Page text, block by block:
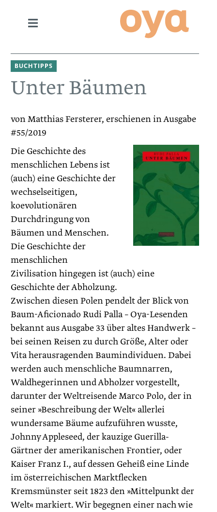
BUCHTIPPS
Unter Bäumen
von Matthias Fersterer, erschienen in Ausgabe
#55/2019
Die Geschichte des
menschlichen Lebens ist
(auch) eine Geschichte der
wechselseitigen,
koevolutionären
Durchdringung von
Bäumen und Menschen.
Die Geschichte der
menschlichen
Zivilisation hingegen ist (auch) eine
Geschichte der Abholzung.
Zwischen diesen Polen pendelt der Blick von
Baum-Aficionado Rudi Palla – Oya-Lesenden
bekannt aus Ausgabe 33 über altes Handwerk –
bei seinen Reisen zu durch Größe, Alter oder
Vita herausragenden Baumindividuen. Dabei
werden auch menschliche Baumnarren,
Waldhegerinnen und Abholzer vorgestellt,
darunter der Weltreisende Marco Polo, der in
seiner »Beschreibung der Welt« allerlei
wundersame Bäume aufzuführen wusste,
Johnny Appleseed, der kauzige Guerilla-
Gärtner der amerikanischen Frontier, oder
Kaiser Franz I., auf dessen Geheiß eine Linde
im österreichischen Marktflecken
Kremsmünster seit 1823 den »Mittelpunkt der
Welt« markiert. Wir begegnen einer nach wie